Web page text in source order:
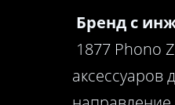
Бренд с
1877 Phono
аксессуаров